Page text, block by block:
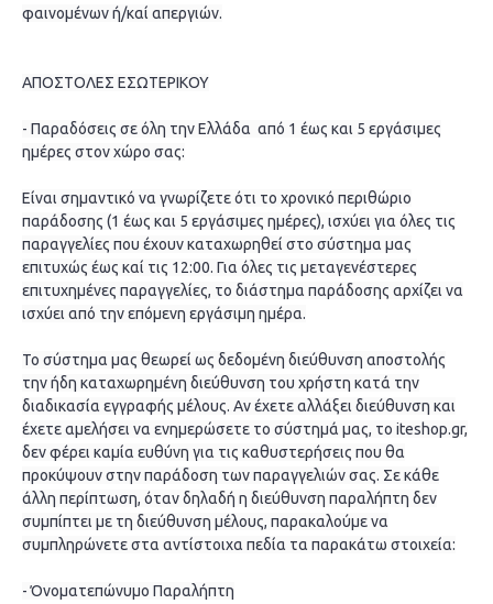
φαινομένων ή/καί απεργιών.
ΑΠΟΣΤΟΛΕΣ ΕΣΩΤΕΡΙΚΟΥ
- Παραδόσεις σε όλη την Ελλάδα από 1 έως και 5 εργάσιμες
ημέρες στον χώρο σας:
Είναι σημαντικό να γνωρίζετε ότι το χρονικό περιθώριο
παράδοσης (1 έως και 5 εργάσιμες ημέρες), ισχύει για όλες τις
παραγγελίες που έχουν καταχωρηθεί στο σύστημα μας
επιτυχώς έως καί τις 12:00. Για όλες τις μεταγενέστερες
επιτυχημένες παραγγελίες, το διάστημα παράδοσης αρχίζει να
ισχύει από την επόμενη εργάσιμη ημέρα.
Το σύστημα μας θεωρεί ως δεδομένη διεύθυνση αποστολής
την ήδη καταχωρημένη διεύθυνση του χρήστη κατά την
διαδικασία εγγραφής μέλους. Αν έχετε αλλάξει διεύθυνση και
έχετε αμελήσει να ενημερώσετε το σύστημά μας, το iteshop.gr,
δεν φέρει καμία ευθύνη για τις καθυστερήσεις που θα
προκύψουν στην παράδοση των παραγγελιών σας. Σε κάθε
άλλη περίπτωση, όταν δηλαδή η διεύθυνση παραλήπτη δεν
συμπίπτει με τη διεύθυνση μέλους, παρακαλούμε να
συμπληρώνετε στα αντίστοιχα πεδία τα παρακάτω στοιχεία:
- Όνοματεπώνυμο Παραλήπτη